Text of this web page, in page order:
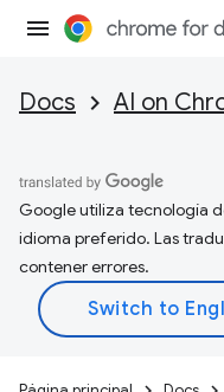
Docs AI on
Google utiliza tecnología
idioma preferido. Las
contener errores.